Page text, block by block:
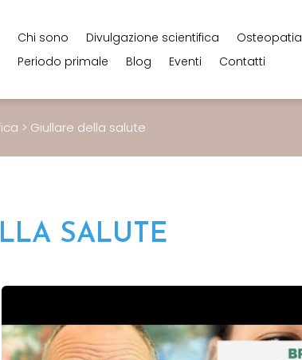
Chi sono Divulgazione scientifica
Osteopatia
Periodo primale
Blog Eventi Contatti
> Giullare della salute
SALUTE